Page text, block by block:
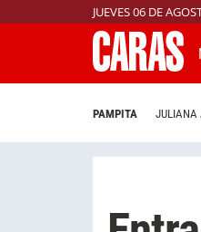
JUEVES 06 DE
PAMPITA JULIANA